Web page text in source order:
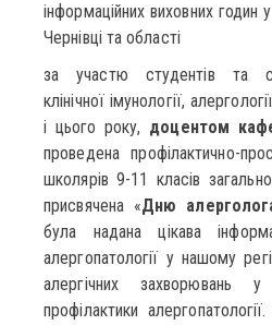
інформаційних виховних годин
Чернівці та області
за участю студентів та
клінічної імунології,
і цього року, доцентом
проведена профілактично-
школярів 9-11 класів
присвячена «Дню
була надана цікава
алергопатології у нашому
алергічних захворювань
профілактики